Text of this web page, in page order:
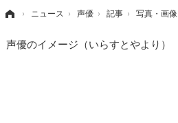
› ニュース › 声優 › 記事 › 写真・画像
声優のイメージ（いらすとやより）